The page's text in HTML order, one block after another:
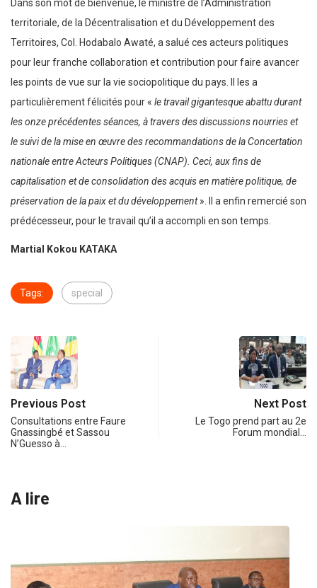
Dans son mot de bienvenue, le ministre de l’Administration
territoriale, de la Décentralisation et du Développement des
Territoires, Col. Hodabalo Awaté, a salué ces acteurs politiques
pour leur franche collaboration et contribution pour faire avancer
les points de vue sur la vie sociopolitique du pays. Il les a
particulièrement félicités pour « le travail gigantesque abattu durant
les onze précédentes séances, à travers des discussions nourries et
le suivi de la mise en œuvre des recommandations de la Concertation
nationale entre Acteurs Politiques (CNAP). Ceci, aux fins de
capitalisation et de consolidation des acquis en matière politique, de
préservation de la paix et du développement». Il a enfin remercié son
prédécesseur, pour le travail qu’il a accompli en son temps.
Martial Kokou KATAKA
Tags: special
Previous Post
Consultations entre Faure
Gnassingbé et Sassou
N’Guesso à…
Next Post
Le Togo prend part au 2e
Forum mondial…
A lire